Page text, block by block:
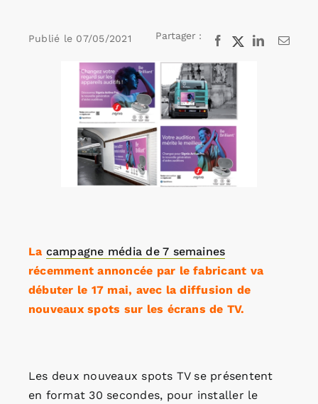
Annonces emploi
Publié le 07/05/2021 Partager : Facebook
X LinkedInEmail
La campagne média de 7 semaines
récemment annoncée par le fabricant va
débuter le 17 mai, avec la diffusion de
nouveaux spots sur les écrans de TV.
Les deux nouveaux spots TV se présentent
en format 30 secondes, pour installer le